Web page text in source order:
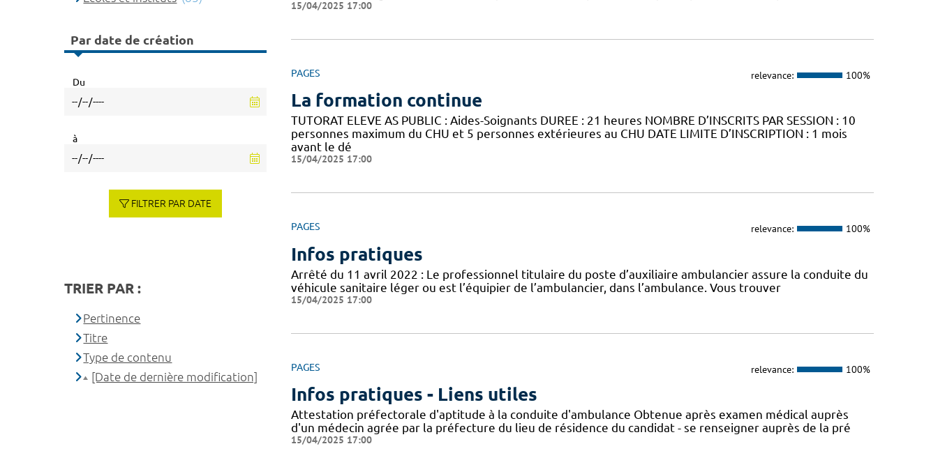
15/04/2025 17:00
PAGES relevance: 100%
La formation continue
TUTORAT ELEVE AS PUBLIC : Aides-Soignants DUREE : 21 heures NOMBRE D’INSCRITS PAR SESSION : 10
personnes maximum du CHU et 5 personnes extérieures au CHU DATE LIMITE D’INSCRIPTION : 1 mois
avant le dé
15/04/2025 17:00
PAGES relevance: 100%
Infos pratiques
Arrêté du 11 avril 2022 : Le professionnel titulaire du poste d’auxiliaire ambulancier assure la conduite du
véhicule sanitaire léger ou est l’équipier de l’ambulancier, dans l’ambulance. Vous trouver
15/04/2025 17:00
PAGES relevance: 100%
Infos pratiques - Liens utiles
Attestation préfectorale d'aptitude à la conduite d'ambulance Obtenue après examen médical auprès
d'un médecin agrée par la préfecture du lieu de résidence du candidat - se renseigner auprès de la pré
15/04/2025 17:00
Par date de création
Du
à
FILTRER PAR DATE
TRIER PAR :
Pertinence
Titre
Type de contenu
[Date de dernière modification]